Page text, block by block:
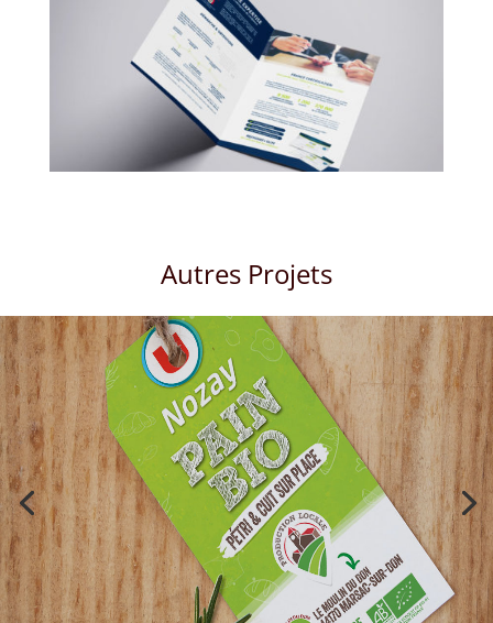
Autres Projets